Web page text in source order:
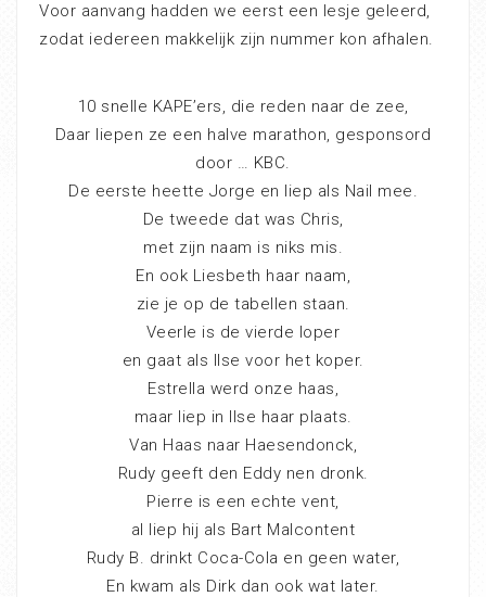
Voor aanvang hadden we eerst een lesje geleerd,
zodat iedereen makkelijk zijn nummer kon afhalen.
10 snelle KAPE’ers, die reden naar de zee,
Daar liepen ze een halve marathon, gesponsord
door … KBC.
De eerste heette Jorge en liep als Nail mee.
De tweede dat was Chris,
met zijn naam is niks mis.
En ook Liesbeth haar naam,
zie je op de tabellen staan.
Veerle is de vierde loper
en gaat als Ilse voor het koper.
Estrella werd onze haas,
maar liep in Ilse haar plaats.
Van Haas naar Haesendonck,
Rudy geeft den Eddy nen dronk.
Pierre is een echte vent,
al liep hij als Bart Malcontent
Rudy B. drinkt Coca-Cola en geen water,
En kwam als Dirk dan ook wat later.